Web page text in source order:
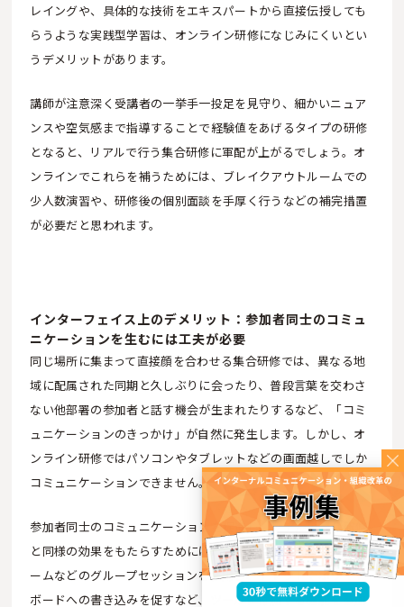
レイングや、具体的な技術をエキスパートから直接伝授しても
らうような実践型学習は、オンライン研修になじみにくいとい
うデメリットがあります。
講師が注意深く受講者の一挙手一投足を見守り、細かいニュア
ンスや空気感まで指導することで経験値をあげるタイプの研修
となると、リアルで行う集合研修に軍配が上がるでしょう。オ
ンラインでこれらを補うためには、ブレイクアウトルームでの
少人数演習や、研修後の個別面談を手厚く行うなどの補完措置
が必要だと思われます。
インターフェイス上のデメリット：参加者同士のコミュ
ニケーションを生むには工夫が必要
同じ場所に集まって直接顔を合わせる集合研修では、異なる地
域に配属された同期と久しぶりに会ったり、普段言葉を交わさ
ない他部署の参加者と話す機会が生まれたりするなど、「コミ
ュニケーションのきっかけ」が自然に発生します。しかし、オ
ンライン研修ではパソコンやタブレットなどの画面越しでしか
コミュニケーションできません。
参加者同士のコミュニケーションを促進し、リアルの集合研修
と同様の効果をもたらすためには、前述したブレイクアウトル
ームなどのグループセッションを多用し、チャットやホワイト
ボードへの書き込みを促すなど、ツールに付随する機能を参加